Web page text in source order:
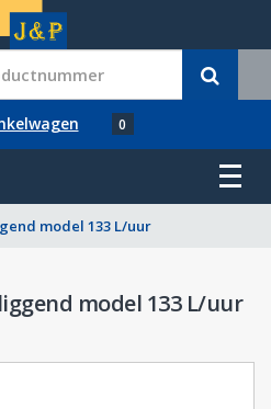
0
model 133 L/uur
model 133 L/uur